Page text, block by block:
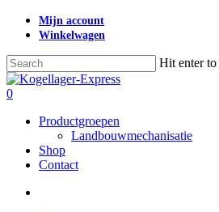
Skip
content
Mijn account
Winkelwagen
Hit enter to
Close
Search
search
0
Productgroepen
Landbouwmechanisatie
Shop
Contact